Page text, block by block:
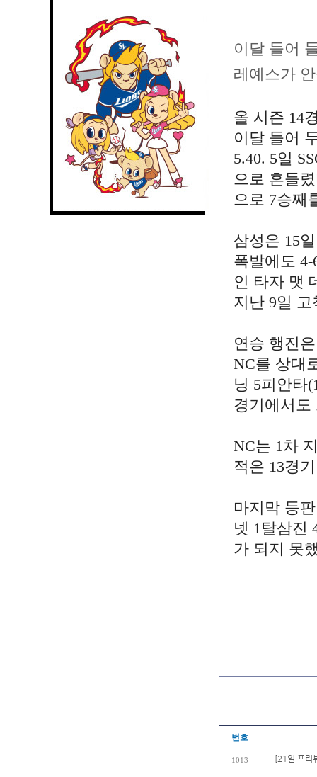
이달 들어
레예스가
올 시즌 14
이달 들어
5.40. 5일
으로 흔들
으로 7승째
삼성은 15
폭발에도
인 타자 맷
지난 9일
연승 행진
NC를 상대
닝 5피안타
경기에서도
NC는 1차
적은 13경
마지막 등
넷 1탈삼진
가 되지 못
번호
1013 [21일 프리